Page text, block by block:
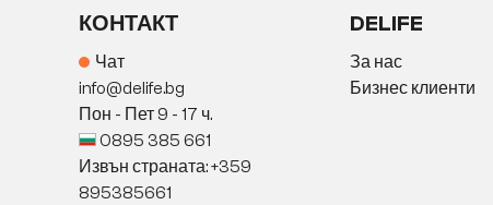
КОНТАКТ
Чат
info@delife.bg
Пон - Пет 9 - 17 ч.
0895 385 661
Извън страната: +359
895385661
DELIFE
За нас
Бизнес клиенти